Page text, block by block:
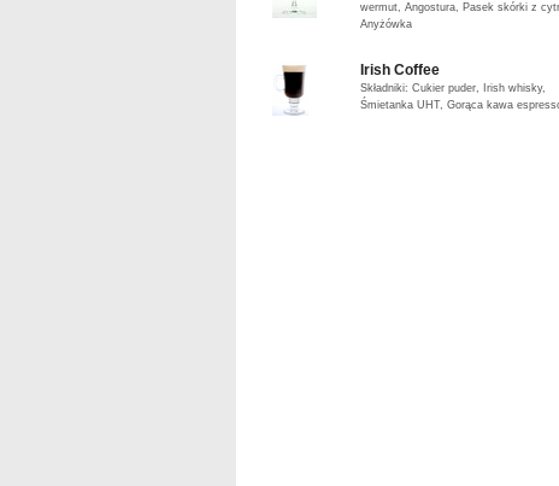
wermut, Angostura, Pasek skórki z
Anyżówka
Irish Coffee
Składniki: Cukier puder, Irish whisky,
Śmietanka UHT, Gorąca kawa